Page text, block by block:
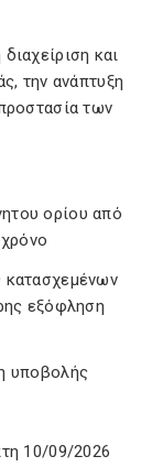
και
την ανάπτυξη
των
ορίου από
κατασχεμένων
εξόφληση
υποβολής
10/09/2026